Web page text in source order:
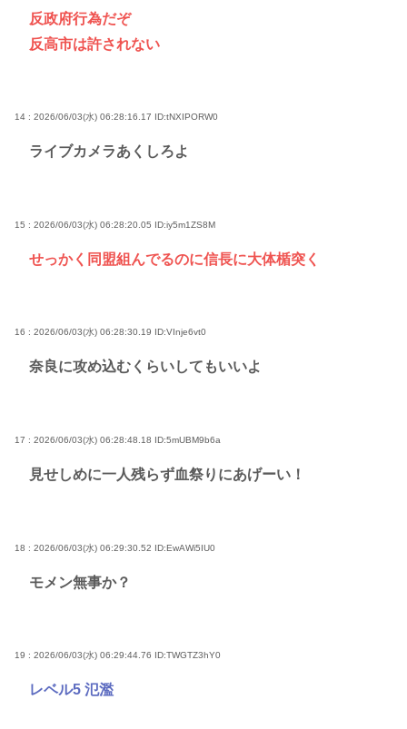
反政府行為だぞ
反高市は許されない
14 : 2026/06/03(水) 06:28:16.17 ID:tNXIPORW0
ライブカメラあくしろよ
15 : 2026/06/03(水) 06:28:20.05 ID:iy5m1ZS8M
せっかく同盟組んでるのに信長に大体楯突く
16 : 2026/06/03(水) 06:28:30.19 ID:VInje6vt0
奈良に攻め込むくらいしてもいいよ
17 : 2026/06/03(水) 06:28:48.18 ID:5mUBM9b6a
見せしめに一人残らず血祭りにあげーい！
18 : 2026/06/03(水) 06:29:30.52 ID:EwAWi5IU0
モメン無事か？
19 : 2026/06/03(水) 06:29:44.76 ID:TWGTZ3hY0
レベル5 氾濫